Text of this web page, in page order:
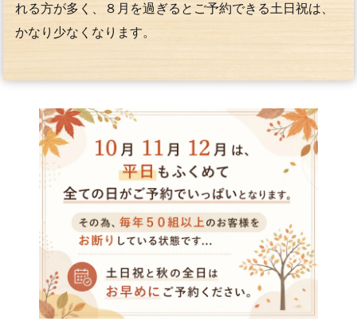
れる方が多く、８月を過ぎるとご予約できる土日祝は、
かなり少なくなります。